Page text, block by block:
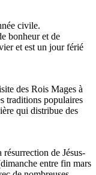
civile.
bonheur et de
et est un jour férié
des Rois Mages à
traditions populaires
qui distribue des
de Jésus-
entre fin mars